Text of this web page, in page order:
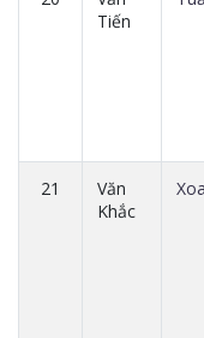
Tiến
21
Văn
Khắc